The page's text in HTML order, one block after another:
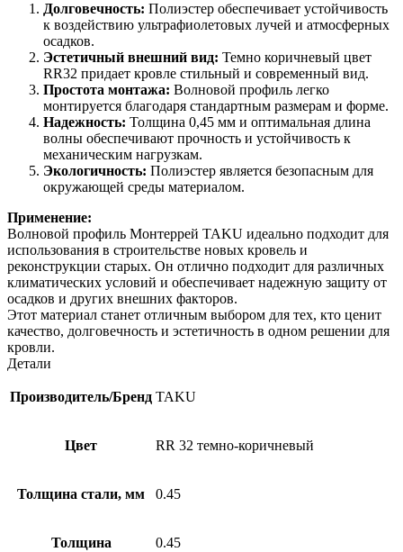
Долговечность: Полиэстер обеспечивает устойчивость
к воздействию ультрафиолетовых лучей и атмосферных
осадков.
Эстетичный внешний вид: Темно коричневый цвет
RR32 придает кровле стильный и современный вид.
Простота монтажа: Волновой профиль легко
монтируется благодаря стандартным размерам и форме.
Надежность: Толщина 0,45 мм и оптимальная длина
волны обеспечивают прочность и устойчивость к
механическим нагрузкам.
Экологичность: Полиэстер является безопасным для
окружающей среды материалом.
Применение:
Волновой профиль Монтеррей TAKU идеально подходит для
использования в строительстве новых кровель и
реконструкции старых. Он отлично подходит для различных
климатических условий и обеспечивает надежную защиту от
осадков и других внешних факторов.
Этот материал станет отличным выбором для тех, кто ценит
качество, долговечность и эстетичность в одном решении для
кровли.
Детали
Производитель/Бренд TAKU
Цвет RR 32 темно-коричневый
Толщина стали, мм 0.45
Толщина 0.45